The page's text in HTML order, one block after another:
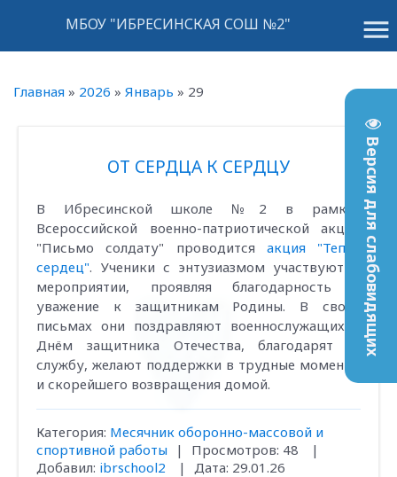
Версия для слабовидящих
menu
МБОУ "ИБРЕСИНСКАЯ СОШ №2"
Главная » 2026 » Январь » 29
ОТ СЕРДЦА К СЕРДЦУ
В Ибресинской школе №2 в рамках
Всероссийской военно-патриотической акции
"Письмо солдату" проводится акция "Тепло
сердец". Ученики с энтузиазмом участвуют в
мероприятии, проявляя благодарность и
уважение к защитникам Родины. В своих
письмах они поздравляют военнослужащих с
Днём защитника Отечества, благодарят за
службу, желают поддержки в трудные моменты
и скорейшего возвращения домой.
Категория: Месячник оборонно-массовой и
спортивной работы
| Просмотров: 48
|
Добавил: ibrschool2 | Дата: 29.01.26